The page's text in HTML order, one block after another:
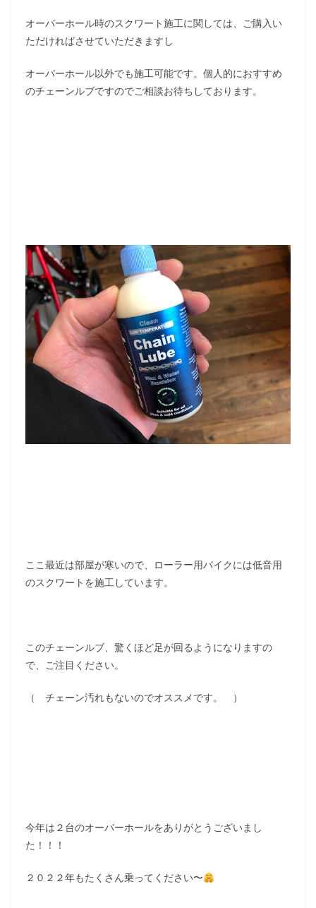
オーバーホール時のスクワート施工に関しては、ご購入い
ただければさせていただきますし
オーバーホール以外でも施工可能です。個人的におすすめ
のチェーンルブですのでご相談お待ちしております。
ここ最近は部屋が寒いので、ローラー用バイクには低音用
のスクワートを施工しています。
このチェーンルブ、驚くほど足が回るようになりますの
で、ご注目ください。
（ チェーン汚れもないのでオススメです。 ）
今年は２台のオーバーホールをありがとうございまし
た！！！
２０２２年もたくさん乗ってください〜